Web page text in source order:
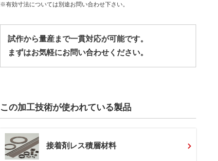
※有効寸法については別途お問い合わせ下さい。
試作から量産まで一貫対応が可能です。
まずはお気軽にお問い合わせ ください。
この加工技術が使われている製品
接着剤レス積層材料